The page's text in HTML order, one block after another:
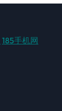
185手机网